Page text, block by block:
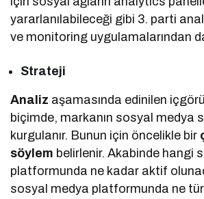
yararlanılabileceği gibi 3. parti
ve monitoring uygulamalarından da
Strateji
Analiz aşamasında edinilen
biçimde, markanın sosyal medya
kurgulanır. Bunun için öncelikle bir
söylem belirlenir. Akabinde hangi
platformunda ne kadar aktif
sosyal medya platformunda ne